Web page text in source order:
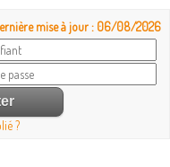
mise à jour : 06/08/2026
?